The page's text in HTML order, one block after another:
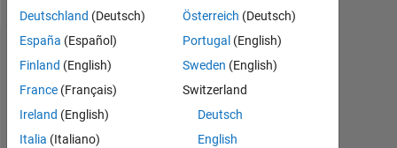
Statistiques
Deutschland (Deutsch)
España (Español)
Finland (English)
France (Français)
Ireland (English)
Italia (Italiano)
Österreich (Deutsch)
Portugal (English)
Sweden (English)
Switzerland
Deutsch
English